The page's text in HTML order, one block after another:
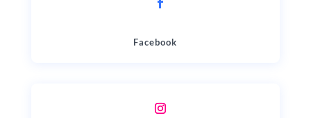
Facebook